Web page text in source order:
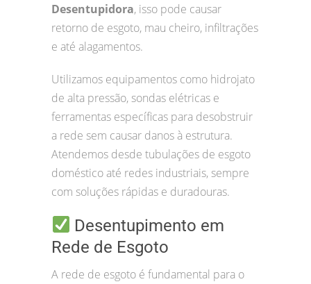
Desentupidora, isso pode causar
retorno de esgoto, mau cheiro, infiltrações
e até alagamentos.
Utilizamos equipamentos como hidrojato
de alta pressão, sondas elétricas e
ferramentas específicas para desobstruir
a rede sem causar danos à estrutura.
Atendemos desde tubulações de esgoto
doméstico até redes industriais, sempre
com soluções rápidas e duradouras.
Desentupimento em
Rede de Esgoto
A rede de esgoto é fundamental para o